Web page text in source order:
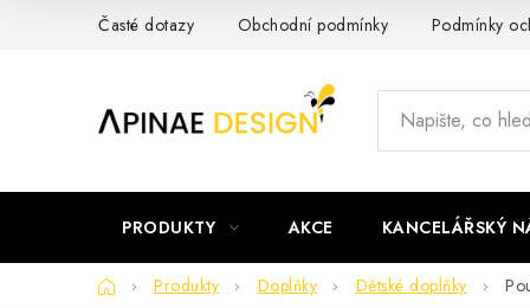
Časté dotazy Obchodní podmínky Podmínky
PRODUKTY AKCE KANCELÁŘSKÝ
DomůProdukty Doplňky Dětské doplňky